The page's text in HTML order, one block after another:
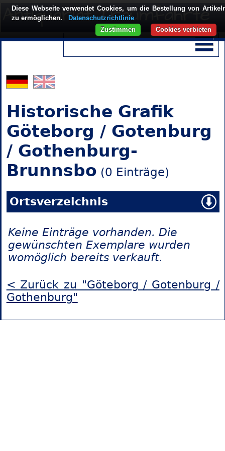
Historische Grafik
Göteborg / Gotenburg
/ Gothenburg-
Brunnsbo (0 Einträge)
Ortsverzeichnis
Keine Einträge vorhanden. Die
gewünschten Exemplare wurden
womöglich bereits verkauft.
< Zurück zu "Göteborg / Gotenburg /
Gothenburg"
Diese Webseite verwendet Cookies, um die Bestellung von
zu ermöglichen.
Datenschutzrichtlinie
Cookies verbieten
Zustimmen